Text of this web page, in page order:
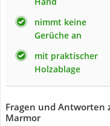
nimmt keine
Gerüche an
mit praktischer
Holzablage
Fragen und Antworten
Marmor